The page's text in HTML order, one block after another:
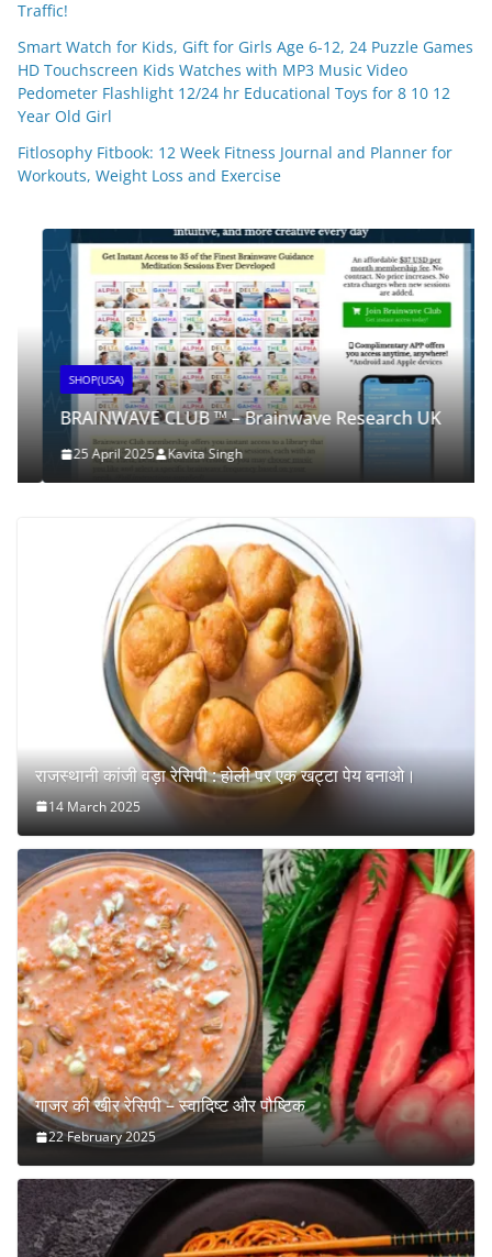
Traffic!
Smart Watch for Kids, Gift for Girls Age 6-12, 24 Puzzle Games
HD Touchscreen Kids Watches with MP3 Music Video
Pedometer Flashlight 12/24 hr Educational Toys for 8 10 12
Year Old Girl
Fitlosophy Fitbook: 12 Week Fitness Journal and Planner for
Workouts, Weight Loss and Exercise
SHOP(USA)
BRAINWAVE CLUB ™ – Brainwave Research UK
25 April 2025 Kavita Singh
राजस्थानी कांजी वड़ा रेसिपी : होली पर एक खट्टा पेय बनाओ।
14 March 2025
गाजर की खीर रेसिपी – स्वादिष्ट और पौष्टिक
22 February 2025